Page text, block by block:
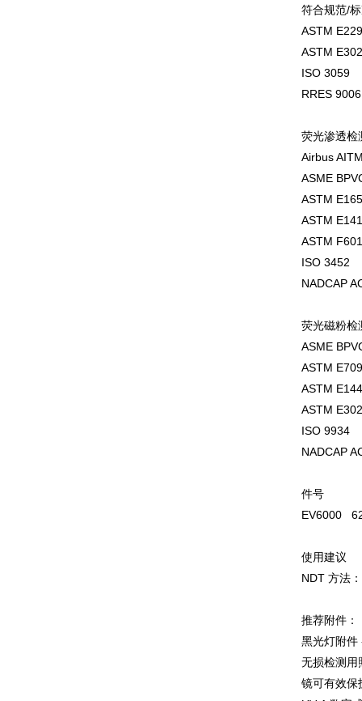
符合规范/
ASTM
ASTM
ISO 3059
RRES
荧光渗透检
Airbus
ASME
ASTM E165
ASTM
ASTM F601
ISO 3452
NADCAP
荧光磁粉检
ASME
ASTM E709
ASTM
ASTM
ISO 9934
NADCAP
件号
EV6000
使用建议
NDT 方法
推荐附件：
黑光灯附件
无损检测用
镜可有效保